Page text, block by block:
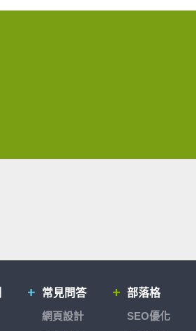
常見問答
網頁設計
部落格
SEO優化